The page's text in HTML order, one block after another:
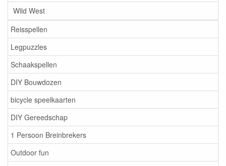
Wild West
Reisspellen
Legpuzzles
Schaakspellen
DIY Bouwdozen
bicycle speelkaarten
DIY Gereedschap
1 Persoon Breinbrekers
Outdoor fun